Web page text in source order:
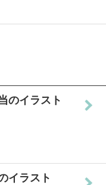
のイラスト
イラスト